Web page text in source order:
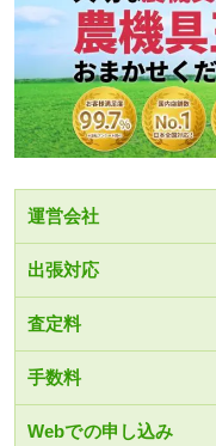
運営会社
出張対応
査定料
手数料
Webでの申し込み